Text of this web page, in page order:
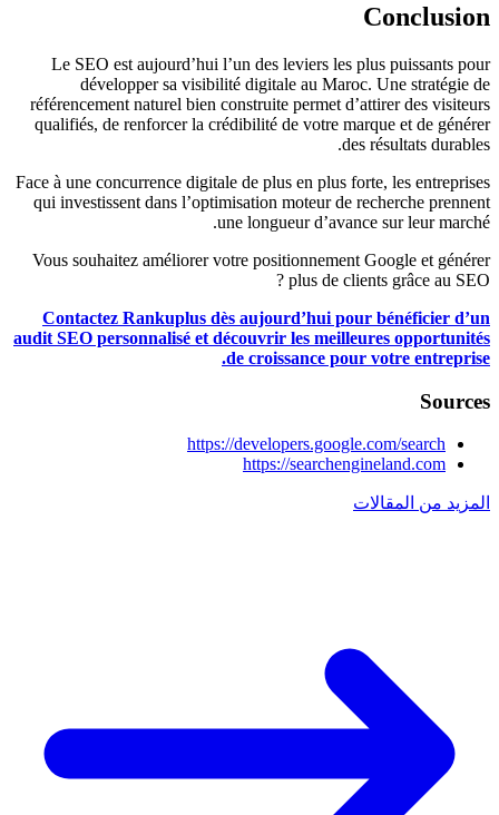
Conclusion
Le SEO est aujourd’hui l’un des leviers les plus puissants pour
développer sa visibilité digitale au Maroc. Une stratégie de
référencement naturel bien construite permet d’attirer des visiteurs
qualifiés, de renforcer la crédibilité de votre marque et de générer
des résultats durables.
Face à une concurrence digitale de plus en plus forte, les entreprises
qui investissent dans l’optimisation moteur de recherche prennent
une longueur d’avance sur leur marché.
Vous souhaitez améliorer votre positionnement Google et générer
plus de clients grâce au SEO ?
Contactez Rankuplus dès aujourd’hui pour bénéficier d’un
audit SEO personnalisé et découvrir les meilleures opportunités
de croissance pour votre entreprise.
Sources
https://developers.google.com/search
https://searchengineland.com
المزيد من المقالات